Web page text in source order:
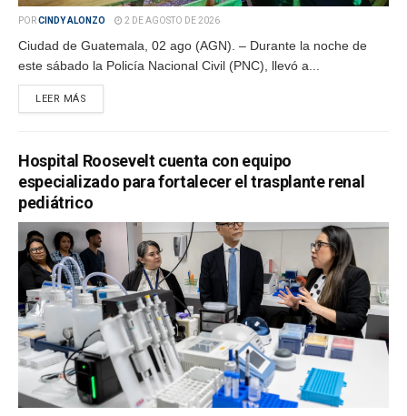
PORCINDY ALONZO 2 DE AGOSTO DE 2026
Ciudad de Guatemala, 02 ago (AGN). – Durante la noche de
este sábado la Policía Nacional Civil (PNC), llevó a...
LEER MÁS
Hospital Roosevelt cuenta con equipo
especializado para fortalecer el trasplante renal
pediátrico